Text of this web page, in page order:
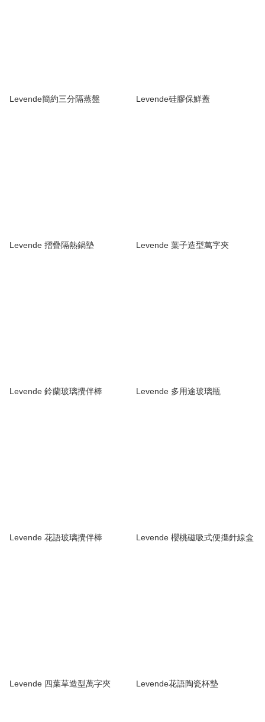
Levende簡約三分隔蒸盤 Levende硅膠保鮮蓋
Levende 摺疊隔熱鍋墊 Levende 葉子造型萬字夾
Levende 鈴蘭玻璃攪伴棒 Levende 多用途玻璃瓶
Levende 花語玻璃攪伴棒 Levende 櫻桃磁吸式便㩦針線盒
Levende 四葉草造型萬字夾 Levende花語陶瓷杯墊